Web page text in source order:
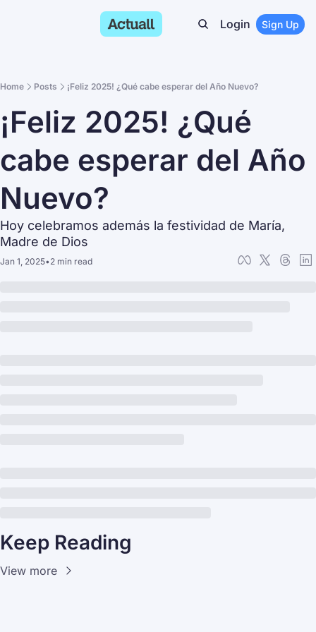
Login Sign Up
Home Posts ¡Feliz 2025! ¿Qué cabe esperar del Año Nuevo?
¡Feliz 2025! ¿Qué
cabe esperar del Año
Nuevo?
Hoy celebramos además la festividad de María,
Madre de Dios
Jan 1, 2025•2 min read
Keep Reading
View more